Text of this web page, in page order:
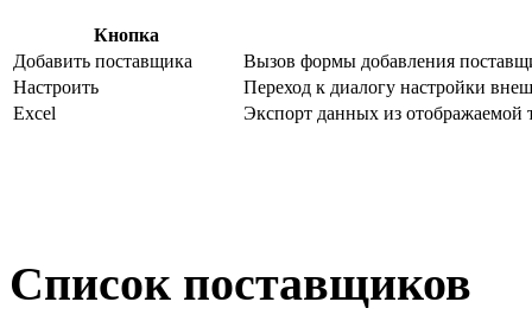
Кнопка
Добавить поставщика
Вызов формы добавления
Настроить
Переход к диалогу настройки
Excel
Экспорт данных из отображаемой
Список поставщиков